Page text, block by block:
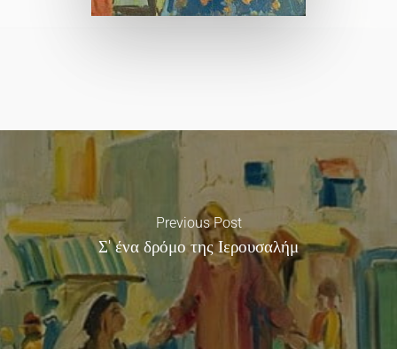
Previous Post
Σ' ένα δρόμο της Ιερουσαλήμ